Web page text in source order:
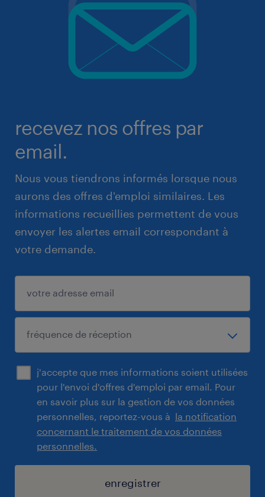
recevez nos offres par
email.
Nous vous tiendrons informés lorsque nous
aurons des offres d'emploi similaires. Les
informations recueillies permettent de vous
envoyer les alertes email correspondant à
votre demande.
j'accepte que mes informations soient utilisées
pour l'envoi d'offres d'emploi par email. Pour
en savoir plus sur la gestion de vos données
personnelles, reportez-vous à la notification
concernant le traitement de vos données
personnelles.
enregistrer